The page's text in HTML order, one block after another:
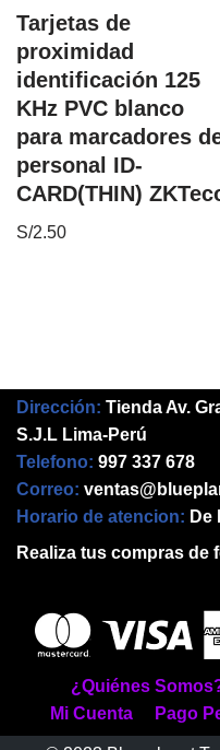
Tarjetas de
proximidad
identificación 125
KHz PVC blanco
para marcadores
personal ID-
CARD(THIN)
S/2.50
Dirección: Tienda Av.
S.J.L Lima-Perú
Telefono: 997 337 678
Correo:
Horario de atencion: De
Realiza tus compras de
¿Quiénes
Mi Cuenta
Pago